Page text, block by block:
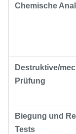
Chemische
Destruktive/
Prüfung
Biegung und
Tests